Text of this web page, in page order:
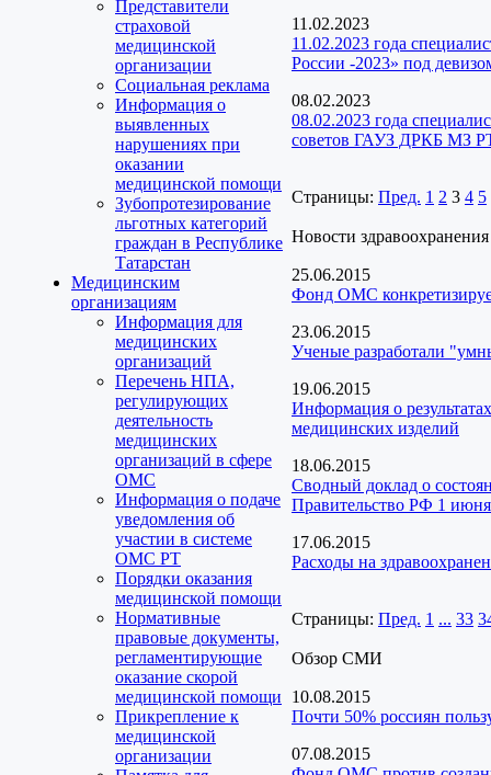
Представители
страховой
медицинской
организации
Социальная реклама
Информация о
выявленных
нарушениях при
оказании
медицинской помощи
Зубопротезирование
льготных категорий
граждан в Республике
Татарстан
Медицинским
организациям
Информация для
медицинских
организаций
Перечень НПА,
регулирующих
деятельность
медицинских
организаций в сфере
ОМС
Информация о подаче
уведомления об
участии в системе
ОМС РТ
Порядки оказания
медицинской помощи
Нормативные
правовые документы,
регламентирующие
оказание скорой
медицинской помощи
Прикрепление к
медицинской
организации
11.02.2023
11.02.2023 года
России -2023» под
08.02.2023
08.02.2023 года
советов ГАУЗ ДРКБ МЗ
Страницы: Пред. 1 2 3 4 5
Новости здравоохранения
25.06.2015
Фонд ОМС
23.06.2015
Ученые разработали
19.06.2015
Информация о
медицинских изделий
18.06.2015
Сводный доклад о
Правительство РФ 1 июня
17.06.2015
Расходы на
Страницы: Пред. 1 ... 33
Обзор СМИ
10.08.2015
Почти 50% россиян
07.08.2015